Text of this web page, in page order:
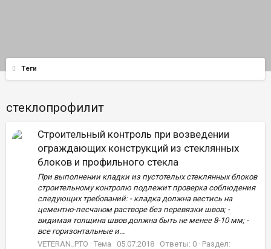
Теги
стеклопрофилит
Строительный контроль при возведении
ограждающих конструкций из стеклянных
блоков и профильного стекла
При выполнении кладки из пустотелых стеклянных блоков
строительному контролю подлежит проверка соблюдения
следующих требований: - кладка должна вестись на
цементно-песчаном растворе без перевязки швов; -
видимая толщина швов должна быть не менее 8-10 мм; -
все горизонтальные и...
VETERAN_PTO
Тема 05.07.2018 Ответы: 0 Раздел: